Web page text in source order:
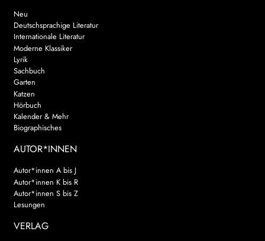
Neu
Deutschsprachige Literatur
Internationale Literatur
Moderne Klassiker
Lyrik
Sachbuch
Garten
Katzen
Hörbuch
Kalender & Mehr
Biographisches
AUTOR*INNEN
Autor*innen A bis J
Autor*innen K bis R
Autor*innen S bis Z
Lesungen
VERLAG